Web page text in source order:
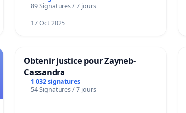
notre territoire »
89 Signatures / 7 jours
17 Oct 2025
Obtenir justice pour Zayneb-
Cassandra
1 032 signatures
54 Signatures / 7 jours